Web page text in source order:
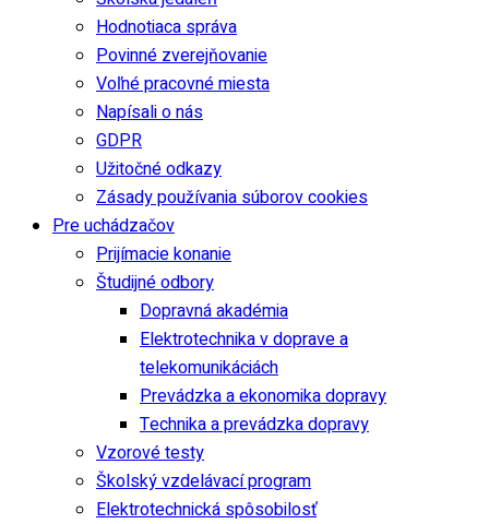
Hodnotiaca správa
Povinné zverejňovanie
Voľné pracovné miesta
Napísali o nás
GDPR
Užitočné odkazy
Zásady používania súborov cookies
Pre uchádzačov
Prijímacie konanie
Študijné odbory
Dopravná akadémia
Elektrotechnika v doprave a
telekomunikáciách
Prevádzka a ekonomika dopravy
Technika a prevádzka dopravy
Vzorové testy
Školský vzdelávací program
Elektrotechnická spôsobilosť